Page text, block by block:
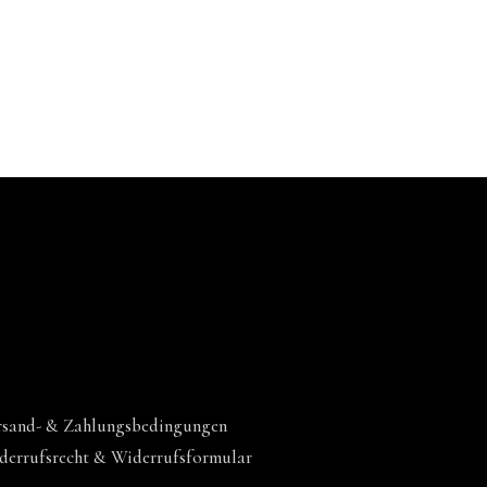
& Zahlungsbedingungen
& Widerrufsformular